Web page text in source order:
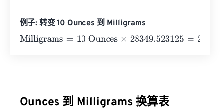
例子: 转变 10 Ounces 到 Milligrams
Milligrams=10 Ounces×28349.523125=283495.23125
Ounces 到 Milligrams 换算表